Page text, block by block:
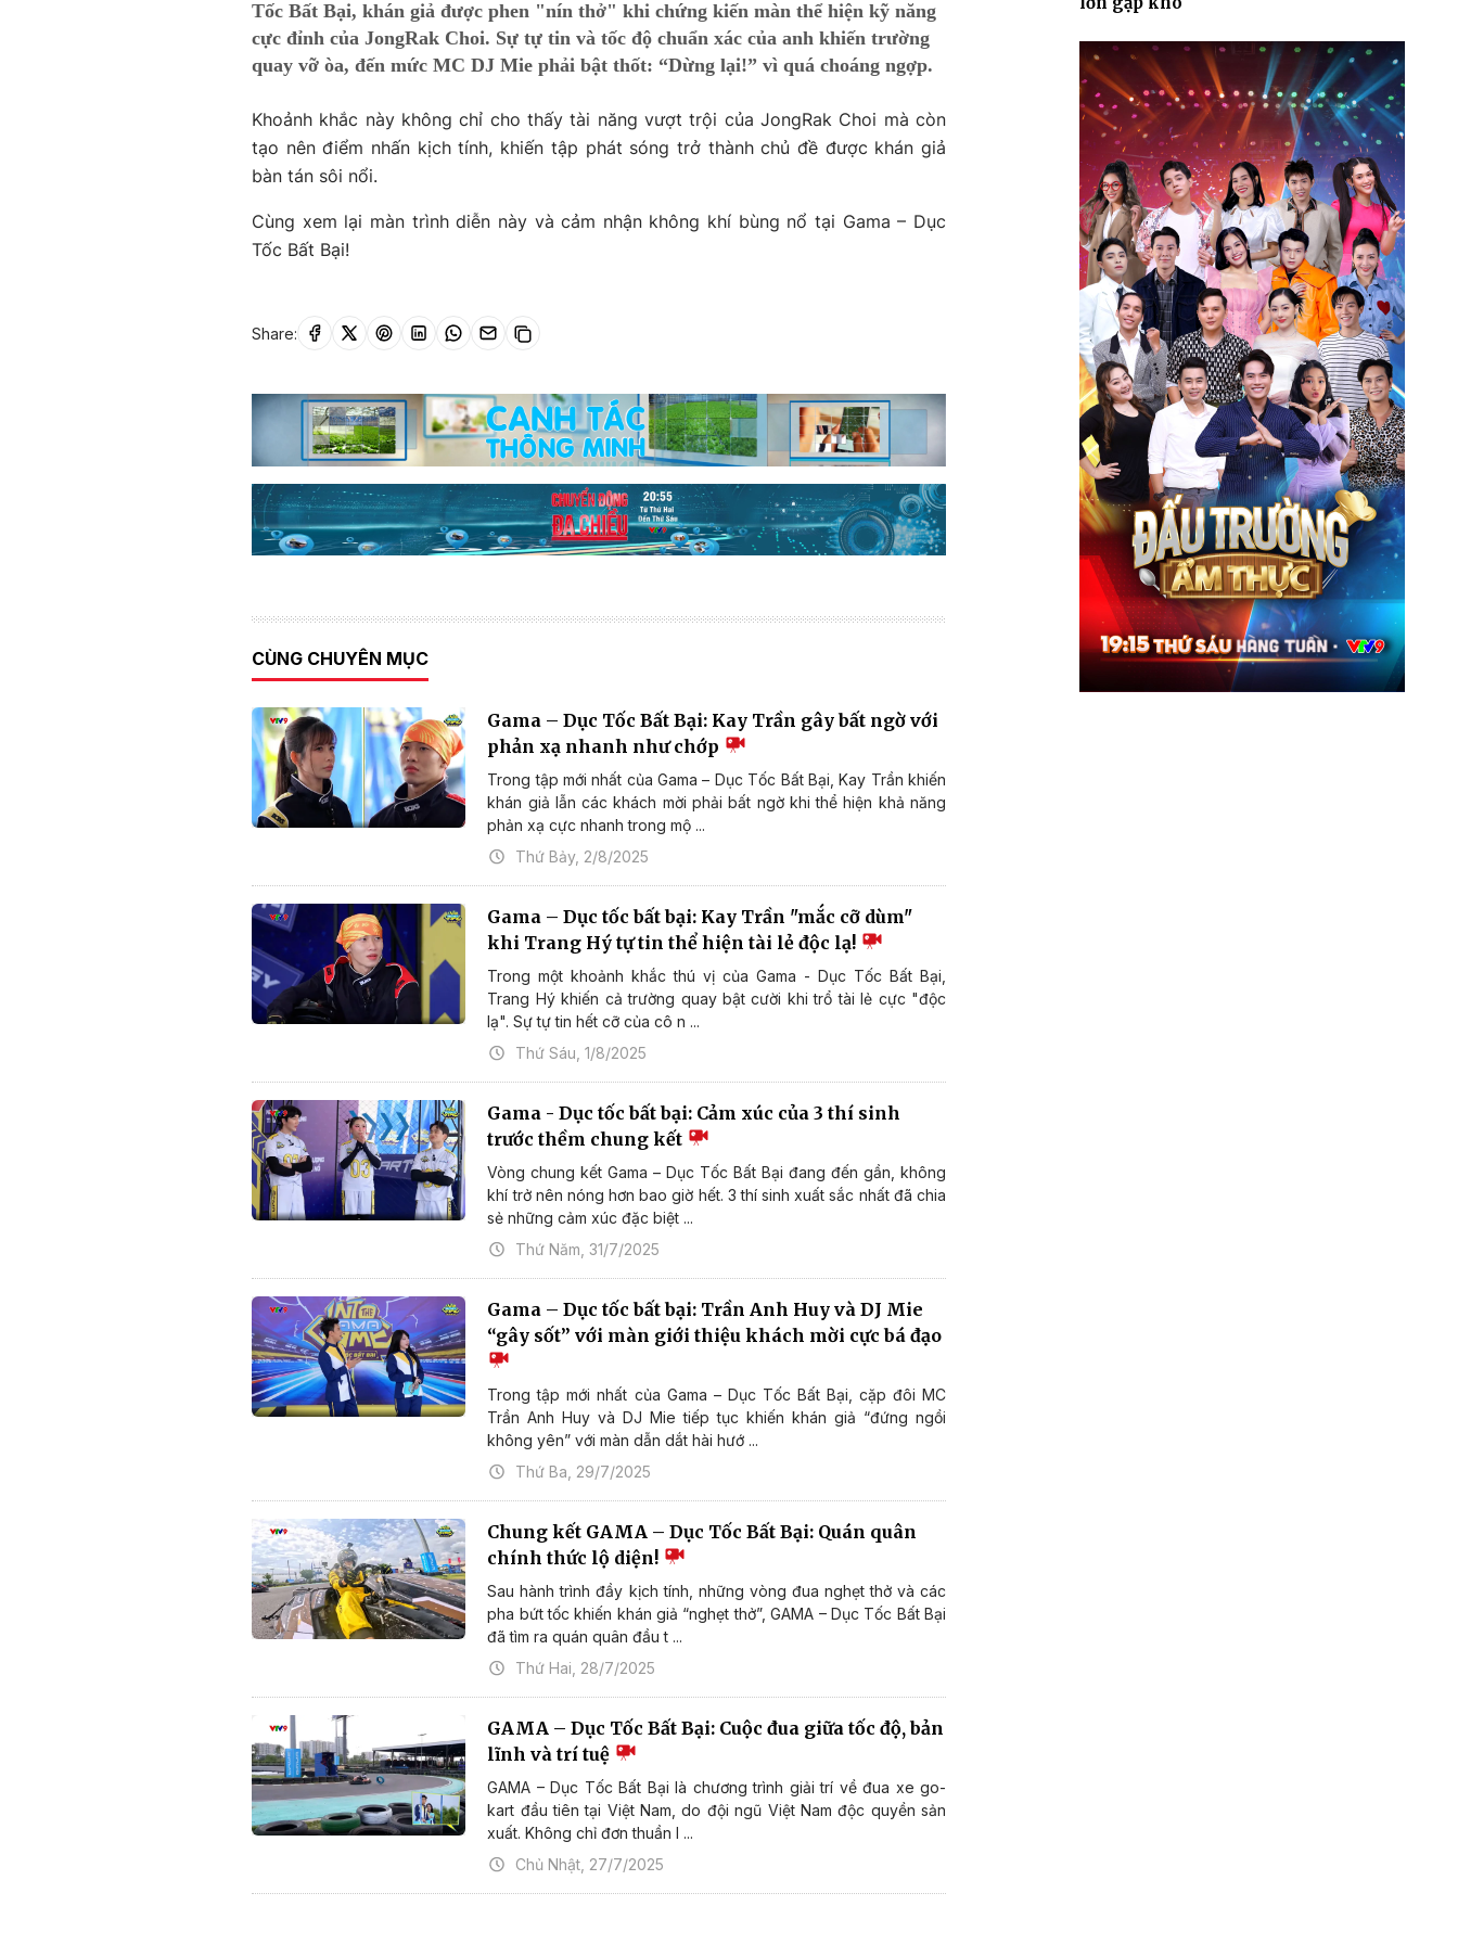
Tốc Bất Bại, khán giả được phen "nín thở" khi chứng kiến màn thể hiện kỹ năng
cực đỉnh của JongRak Choi. Sự tự tin và tốc độ chuẩn xác của anh khiến trường
quay vỡ òa, đến mức MC DJ Mie phải bật thốt: “Dừng lại!” vì quá choáng ngợp.
Khoảnh khắc này không chỉ cho thấy tài năng vượt trội của JongRak Choi mà còn
tạo nên điểm nhấn kịch tính, khiến tập phát sóng trở thành chủ đề được khán giả
bàn tán sôi nổi.
Cùng xem lại màn trình diễn này và cảm nhận không khí bùng nổ tại Gama – Dục
Tốc Bất Bại!
Share:
CÙNG CHUYÊN MỤC
Gama – Dục Tốc Bất Bại: Kay Trần gây bất ngờ với
phản xạ nhanh như chớp
Trong tập mới nhất của Gama – Dục Tốc Bất Bại, Kay Trần khiến
khán giả lẫn các khách mời phải bất ngờ khi thể hiện khả năng
phản xạ cực nhanh trong mộ ...
Thứ Bảy, 2/8/2025
Gama – Dục tốc bất bại: Kay Trần "mắc cỡ dùm"
khi Trang Hý tự tin thể hiện tài lẻ độc lạ!
Trong một khoảnh khắc thú vị của Gama - Dục Tốc Bất Bại,
Trang Hý khiến cả trường quay bật cười khi trổ tài lẻ cực "độc
lạ". Sự tự tin hết cỡ của cô n ...
Thứ Sáu, 1/8/2025
Gama - Dục tốc bất bại: Cảm xúc của 3 thí sinh
trước thềm chung kết
Vòng chung kết Gama – Dục Tốc Bất Bại đang đến gần, không
khí trở nên nóng hơn bao giờ hết. 3 thí sinh xuất sắc nhất đã chia
sẻ những cảm xúc đặc biệt ...
Thứ Năm, 31/7/2025
Gama – Dục tốc bất bại: Trần Anh Huy và DJ Mie
“gây sốt” với màn giới thiệu khách mời cực bá đạo
Trong tập mới nhất của Gama – Dục Tốc Bất Bại, cặp đôi MC
Trần Anh Huy và DJ Mie tiếp tục khiến khán giả “đứng ngồi
không yên” với màn dẫn dắt hài hướ ...
Thứ Ba, 29/7/2025
Chung kết GAMA – Dục Tốc Bất Bại: Quán quân
chính thức lộ diện!
Sau hành trình đầy kịch tính, những vòng đua nghẹt thở và các
pha bứt tốc khiến khán giả “nghẹt thở”, GAMA – Dục Tốc Bất Bại
đã tìm ra quán quân đầu t ...
Thứ Hai, 28/7/2025
GAMA – Dục Tốc Bất Bại: Cuộc đua giữa tốc độ, bản
lĩnh và trí tuệ
GAMA – Dục Tốc Bất Bại là chương trình giải trí về đua xe go-
kart đầu tiên tại Việt Nam, do đội ngũ Việt Nam độc quyền sản
xuất. Không chỉ đơn thuần l ...
Chủ Nhật, 27/7/2025